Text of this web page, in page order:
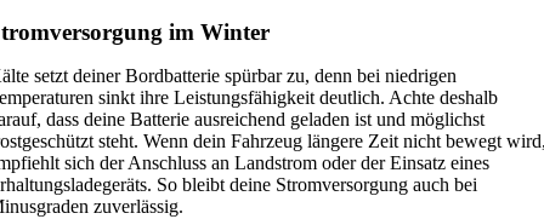
im Winter
setzt deiner Bordbatterie spürbar zu, denn bei niedrigen
sinkt ihre Leistungsfähigkeit deutlich. Achte deshalb
dass deine Batterie ausreichend geladen ist und möglichst
steht. Wenn dein Fahrzeug längere Zeit nicht bewegt
sich der Anschluss an Landstrom oder der Einsatz eines
So bleibt deine Stromversorgung auch bei
zuverlässig.